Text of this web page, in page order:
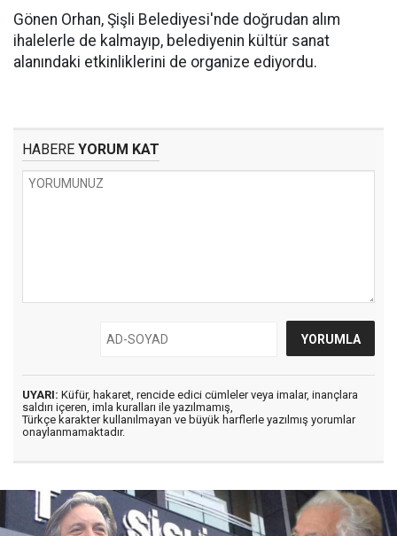
Gönen Orhan, Şişli Belediyesi'nde doğrudan alım
ihalelerle de kalmayıp, belediyenin kültür sanat
alanındaki etkinliklerini de organize ediyordu.
HABERE YORUM KAT
UYARI: Küfür, hakaret, rencide edici cümleler veya imalar, inançlara
saldırı içeren, imla kuralları ile yazılmamış,
Türkçe karakter kullanılmayan ve büyük harflerle yazılmış yorumlar
onaylanmamaktadır.